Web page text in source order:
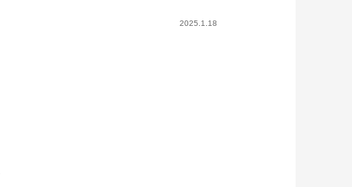
2025.1.18